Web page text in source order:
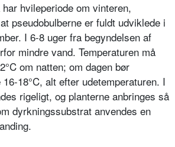
hvi­leperiode om vinteren,
pseudobulberne er fuldt udvik­lede i
I 6-8 uger fra begyndelsen af
mindre vand. Temperaturen må
om natten; om dagen bør
18°C, alt efter udetemperaturen. I
rigeligt, og plan­terne anbringes så
dyrkningssubstrat anvendes en